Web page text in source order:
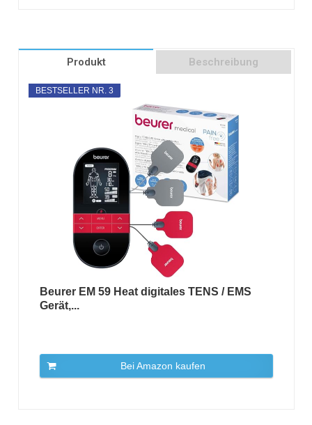
Produkt Beschreibung
BESTSELLER NR. 3
Beurer EM 59 Heat digitales TENS / EMS
Gerät,...
Bei Amazon kaufen